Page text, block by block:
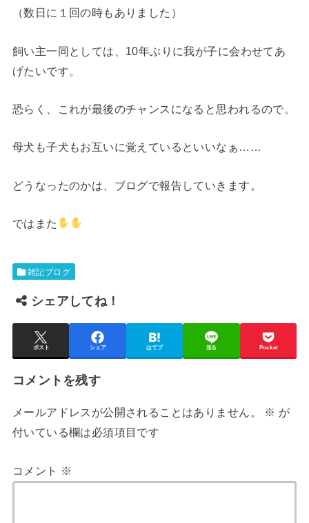
（数日に１回の時もありました）
飼い主一同としては、10年ぶりに我が子に会わせてあ
げたいです。
恐らく、これが最後のチャンスになると思われるので。
母犬も子犬もお互いに覚えているといいなぁ……
どうなったのかは、ブログで報告していきます。
ではまた
雑記ブログ
シェアしてね！
ポスト シェア はてブ 送る Pocket
コメントを残す
メールアドレスが公開されることはありません。 ※ が
付いている欄は必須項目です
コメント ※